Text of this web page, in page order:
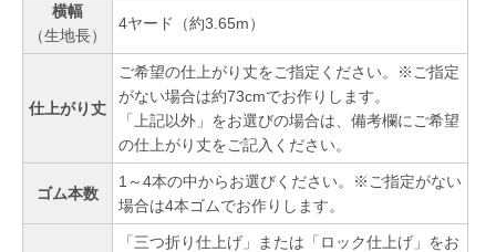
横幅
（生地長）
4ヤード（約3.65m）
仕上がり丈
ご希望の仕上がり丈をご指定ください。※ご指定
がない場合は約73cmでお作りします。
「上記以外」をお選びの場合は、備考欄にご希望
の仕上がり丈をご記入ください。
ゴム本数
1～4本の中からお選びください。※ご指定がない
場合は4本ゴムでお作りします。
「三つ折り仕上げ」または「ロック仕上げ」をお